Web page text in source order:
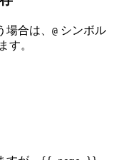
合は、 @ シンボル
す。